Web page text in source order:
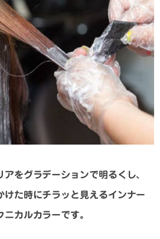
をグラデーションで明るくし、
けた時にチラッと見えるインナー
カルカラーです。